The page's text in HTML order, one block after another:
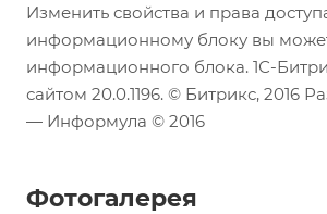
Изменить свойства и права
информационному блоку вы
информационного блока. 1С-
сайтом 20.0.1196. © Битрикс, 2016
— Информула © 2016
Фотогалерея